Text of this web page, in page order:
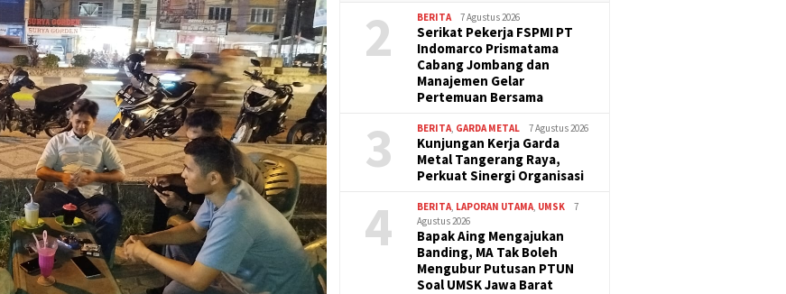
2 BERITA 7 Agustus 2026
Serikat Pekerja FSPMI PT
Indomarco Prismatama
Cabang Jombang dan
Manajemen Gelar
Pertemuan Bersama
3 BERITA GARDA METAL 7 Agustus 2026
Kunjungan Kerja Garda
Metal Tangerang Raya,
Perkuat Sinergi Organisasi
4 BERITA LAPORAN UTAMA UMSK
7
Agustus 2026
Bapak Aing Mengajukan
Banding, MA Tak Boleh
Mengubur Putusan PTUN
Soal UMSK Jawa Barat